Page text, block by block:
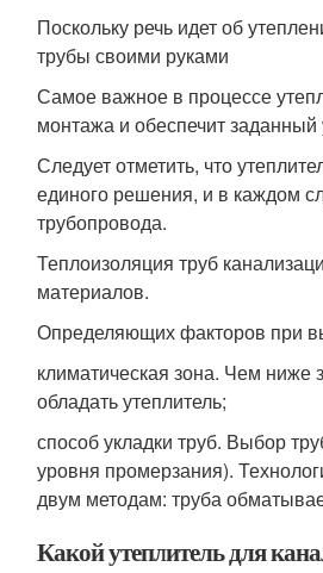
Поскольку речь идет об
трубы своими руками
Самое важное в процессе
монтажа и обеспечит
Следует отметить, что
единого решения, и в каждом
трубопровода.
Теплоизоляция труб
материалов.
Определяющих факторов при
климатическая зона. Чем
обладать утеплитель;
способ укладки труб. Выбор
уровня промерзания).
двум методам: труба
Какой утеплитель для